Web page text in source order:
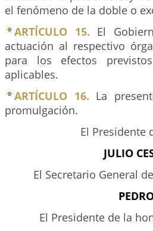
el fenómeno de la doble o
ARTÍCULO 15. El
actuación al respectivo
para los efectos
aplicables.
ARTÍCULO 16. La
promulgación.
El Presidente
JULIO
El Secretario General
El Presidente de la